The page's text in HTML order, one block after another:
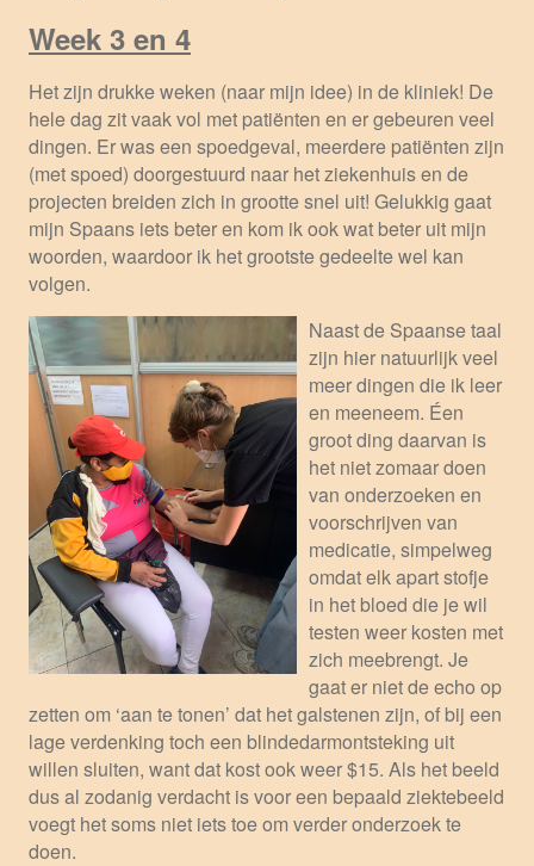
Week 3 en 4
Het zijn drukke weken (naar mijn idee) in de kliniek! De
hele dag zit vaak vol met patiënten en er gebeuren veel
dingen. Er was een spoedgeval, meerdere patiënten zijn
(met spoed) doorgestuurd naar het ziekenhuis en de
projecten breiden zich in grootte snel uit! Gelukkig gaat
mijn Spaans iets beter en kom ik ook wat beter uit mijn
woorden, waardoor ik het grootste gedeelte wel kan
volgen.
Naast de Spaanse taal
zijn hier natuurlijk veel
meer dingen die ik leer
en meeneem. Éen
groot ding daarvan is
het niet zomaar doen
van onderzoeken en
voorschrijven van
medicatie, simpelweg
omdat elk apart stofje
in het bloed die je wil
testen weer kosten met
zich meebrengt. Je
gaat er niet de echo op
zetten om ‘aan te tonen’ dat het galstenen zijn, of bij een
lage verdenking toch een blindedarmontsteking uit
willen sluiten, want dat kost ook weer $15. Als het beeld
dus al zodanig verdacht is voor een bepaald ziektebeeld
voegt het soms niet iets toe om verder onderzoek te
doen.